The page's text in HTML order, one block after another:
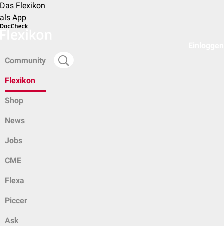
Das Flexikon
als App
Community
Flexikon
Shop
News
Jobs
CME
Flexa
Piccer
Ask